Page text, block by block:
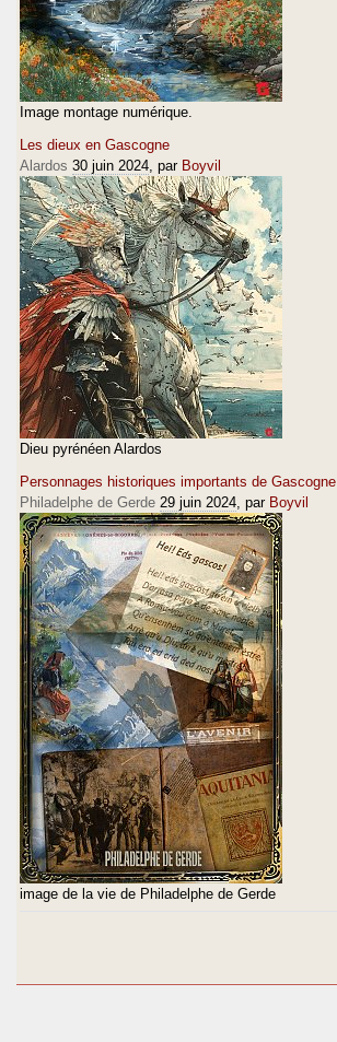
Image montage numérique.
Les dieux en Gascogne
Alardos 30 juin 2024 , par Boyvil
Dieu pyrénéen Alardos
Personnages historiques importants de Gascogne
Philadelphe de Gerde 29 juin 2024 , par Boyvil
image de la vie de Philadelphe de Gerde